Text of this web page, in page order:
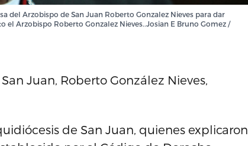
del Arzobispo de San Juan Roberto Gonzalez Nieves para dar
Arzobispo Roberto Gonzalez Nieves..Josian E Bruno Gomez /
Juan, Roberto González Nieves,
de San Juan, quienes explicaron